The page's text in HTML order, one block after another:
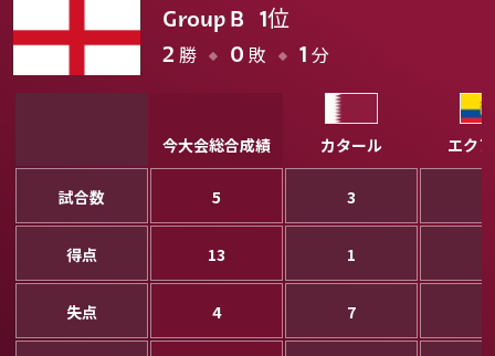
Group B 1位
2 勝 0 敗 1 分
今大会総合成績 カタール エク
試合数 5 3
得点 13 1
失点 4 7